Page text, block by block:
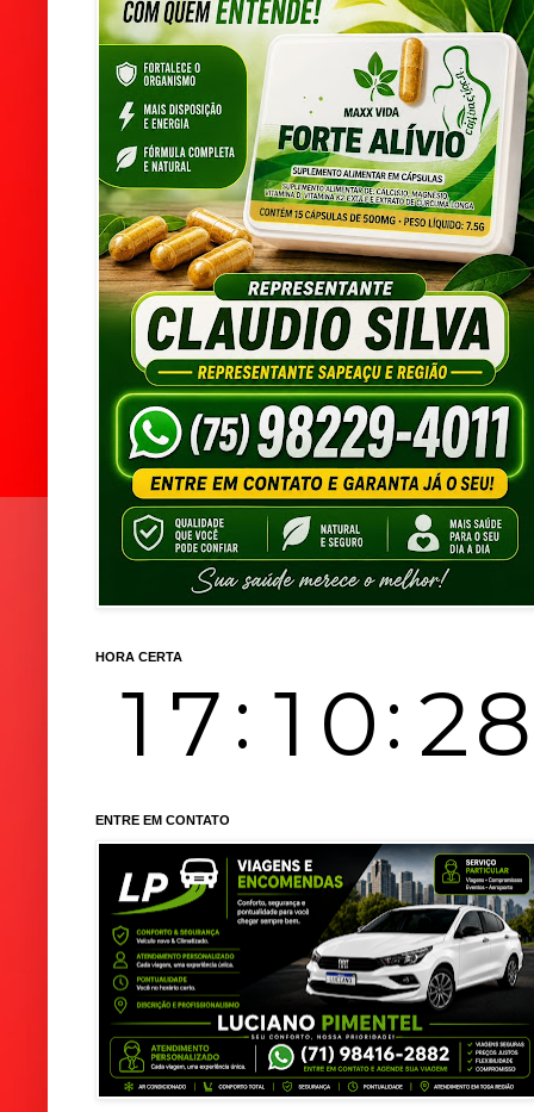
HORA CERTA
ENTRE EM CONTATO